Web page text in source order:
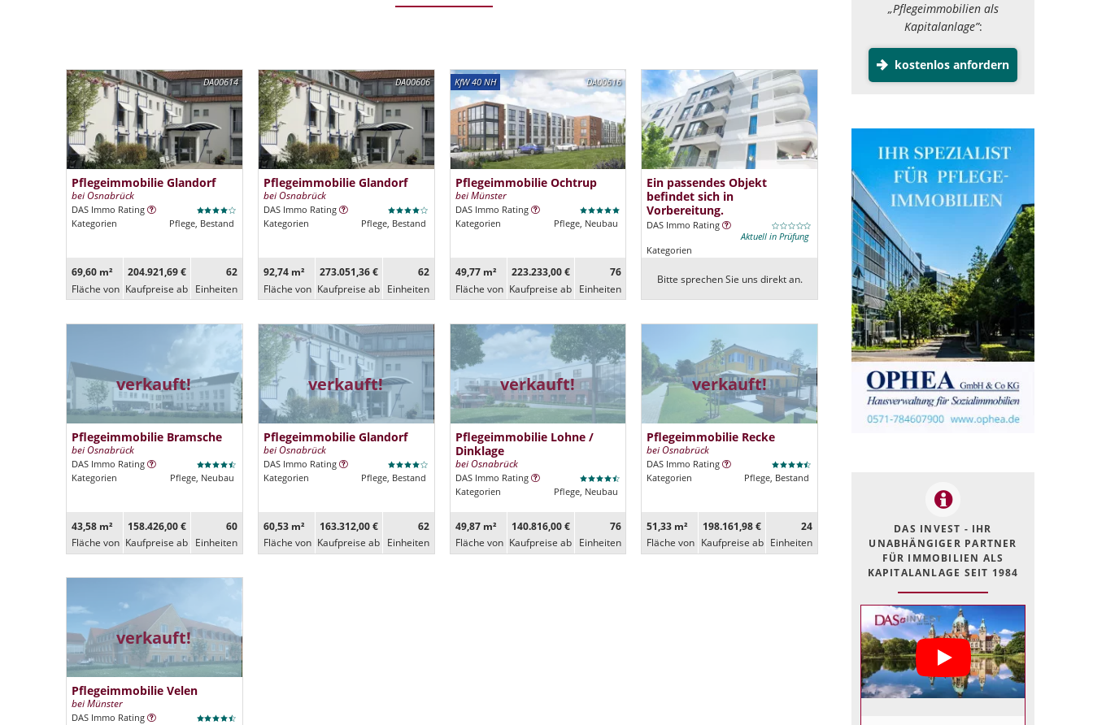
DA00614
Pflegeimmobilie Glandorf
bei Osnabrück
DAS Immo Rating
Kategorien
Pflege, Bestand
69,60 m²
Fläche von
204.921,69 €
Kaufpreise ab
62
Ein­heiten
DA00606
Pflegeimmobilie Glandorf
bei Osnabrück
DAS Immo Rating
Kategorien
Pflege, Bestand
92,74 m²
Fläche von
273.051,36 €
Kaufpreise ab
62
Ein­heiten
DA00616
KfW 40 NH
Pflegeimmobilie Ochtrup
bei Münster
DAS Immo Rating
Kategorien
Pflege, Neubau
49,77 m²
Fläche von
223.233,00 €
Kaufpreise ab
76
Ein­heiten
Ein passendes Objekt
befindet sich in
Vorbereitung.
DAS Immo Rating
Aktuell in Prüfung
Kategorien
Bitte sprechen Sie uns direkt an.
verkauft!
Pflegeimmobilie Bramsche
bei Osnabrück
DAS Immo Rating
Kategorien
Pflege, Neubau
43,58 m²
Fläche von
158.426,00 €
Kaufpreise ab
60
Ein­heiten
verkauft!
Pflegeimmobilie Glandorf
bei Osnabrück
DAS Immo Rating
Kategorien
Pflege, Bestand
60,53 m²
Fläche von
163.312,00 €
Kaufpreise ab
62
Ein­heiten
verkauft!
Pflegeimmobilie Lohne /
Dinklage
bei Osnabrück
DAS Immo Rating
Kategorien
Pflege, Neubau
49,87 m²
Fläche von
140.816,00 €
Kaufpreise ab
76
Ein­heiten
verkauft!
Pflegeimmobilie Recke
bei Osnabrück
DAS Immo Rating
Kategorien
Pflege, Bestand
51,33 m²
Fläche von
198.161,98 €
Kaufpreise ab
24
Ein­heiten
verkauft!
Pflegeimmobilie Velen
bei Münster
DAS Immo Rating
„Pflegeimmobilien als
Kapitalanlage”:
kostenlos anfordern
DAS INVEST - IHR
UNABHÄNGIGER PARTNER
FÜR IMMOBILIEN ALS
KAPITALANLAGE SEIT 1984